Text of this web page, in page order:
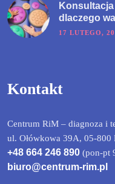
dlaczego
17 LUTEGO,
Kontakt
Centrum RiM – diagnoza i
ul. Ołówkowa 39A, 05-800
+48 664 246 890 (pon-pt
biuro@centrum-rim.pl